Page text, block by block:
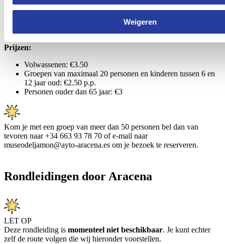
Weigeren
Maandag t/m vrijdag: 13:45 uur en 18.45 uur
Zaterdag, zondag en feestdagen: 11:30 uur, 12.30 uur, 13.45
Prijzen:
Volwassenen: €3.50
Groepen van maximaal 20 personen en kinderen tussen 6 en
12 jaar oud: €2.50 p.p.
Personen ouder dan 65 jaar: €3
Kom je met een groep van meer dan 50 personen bel dan van
tevoren naar +34 663 93 78 70 of e-mail naar
museodeljamon@ayto-aracena.es om je bezoek te reserveren.
Rondleidingen door Aracena
LET OP
Deze rondleiding is momenteel niet beschikbaar. Je kunt echter
zelf de route volgen die wij hieronder voorstellen.